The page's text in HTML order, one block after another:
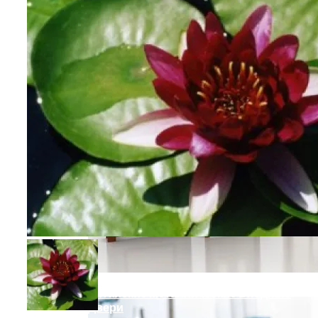
Солонка-Убийца. Ученые Доказали,
Что Досаливание Приводит К
Болезням Почек
Высотках
Китайские Металлические Входные
Двери
Chevron Начинает Расширение
Нефтяных Месторождений В
Казахстане